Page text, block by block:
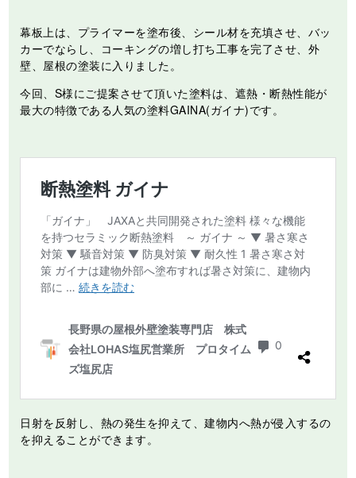
幕板上は、プライマーを塗布後、シール材を充填させ、バッ
カーでならし、コーキングの増し打ち工事を完了させ、外
壁、屋根の塗装に入りました。
今回、S様にご提案させて頂いた塗料は、遮熱・断熱性能が
最大の特徴である人気の塗料GAINA(ガイナ)です。
日射を反射し、熱の発生を抑えて、建物内へ熱が侵入するの
を抑えることができます。